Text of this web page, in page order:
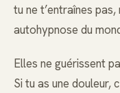
tu ne t’entraînes
autohypnose du
Elles ne guérissent
Si tu as une douleur,